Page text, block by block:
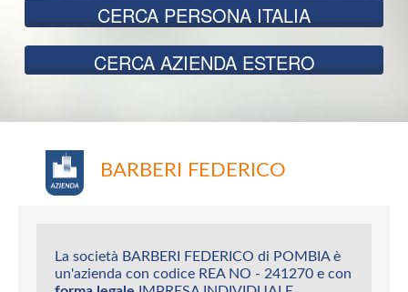
CERCA PERSONA ITALIA
CERCA AZIENDA ESTERO
BARBERI FEDERICO
La società BARBERI FEDERICO di POMBIA è
un'azienda con codice REA NO - 241270 e con